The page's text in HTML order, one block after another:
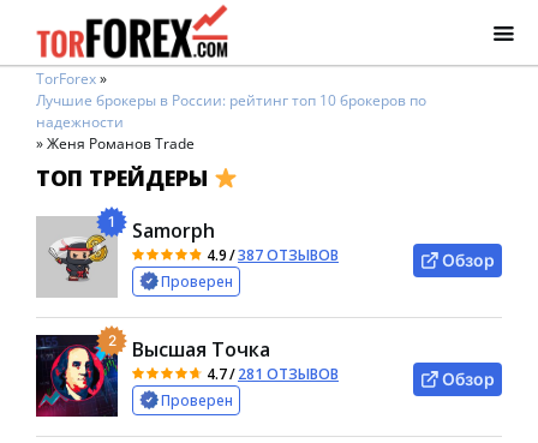
TorForex»
Лучшие брокеры в России: рейтинг топ 10 брокеров по
надежности
»Женя Романов Trade
ТОП ТРЕЙДЕРЫ
1 Samorph
4.9/387 ОТЗЫВОВ
Проверен
Обзор
2 Высшая Точка
4.7/281 ОТЗЫВОВ
Проверен
Обзор